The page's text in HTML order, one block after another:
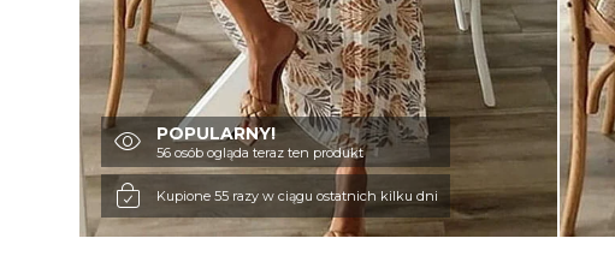
POPULARNY!
56 osób ogląda teraz ten produkt
Kupione 55 razy w ciągu ostatnich kilku dni